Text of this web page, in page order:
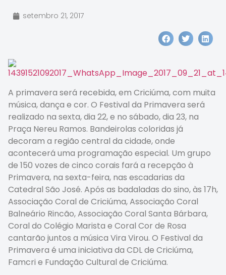
setembro 21, 2017
A primavera será recebida, em Criciúma, com muita
música, dança e cor. O Festival da Primavera será
realizado na sexta, dia 22, e no sábado, dia 23, na
Praça Nereu Ramos. Bandeirolas coloridas já
decoram a região central da cidade, onde
acontecerá uma programação especial. Um grupo
de 150 vozes de cinco corais fará a recepção à
Primavera, na sexta-feira, nas escadarias da
Catedral São José. Após as badaladas do sino, às 17h,
Associação Coral de Criciúma, Associação Coral
Balneário Rincão, Associação Coral Santa Bárbara,
Coral do Colégio Marista e Coral Cor de Rosa
cantarão juntos a música Vira Virou. O Festival da
Primavera é uma iniciativa da CDL de Criciúma,
Famcri e Fundação Cultural de Criciúma.